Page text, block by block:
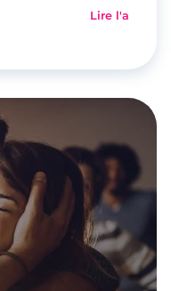
Lire l'article